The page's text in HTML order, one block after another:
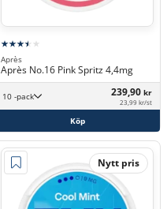
Après
Après No.16 Pink Spritz 4,4mg
10 -pack 239,90 kr
23,99 kr/st
Köp
Nytt pris